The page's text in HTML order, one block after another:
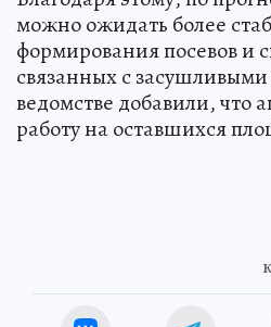
можно ожидать более
формирования посевов и
связанных с
ведомстве добавили, что
работу на оставшихся